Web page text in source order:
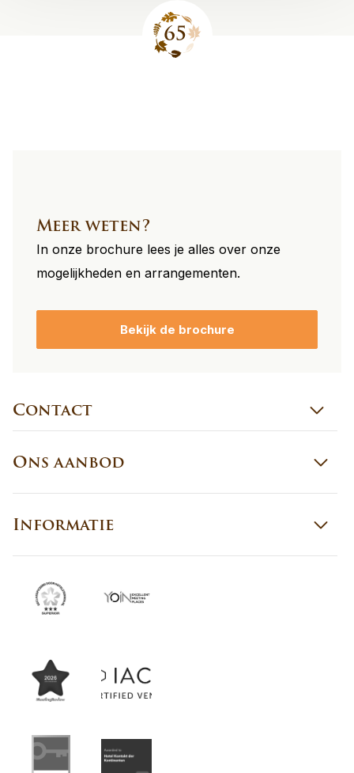
Contact
Ons aanbod
Informatie
Meer weten?
In onze brochure lees je alles over onze
mogelijkheden en arrangementen.
Bekijk de brochure